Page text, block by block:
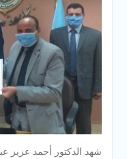
شهد الدكتور أحمد عزيز